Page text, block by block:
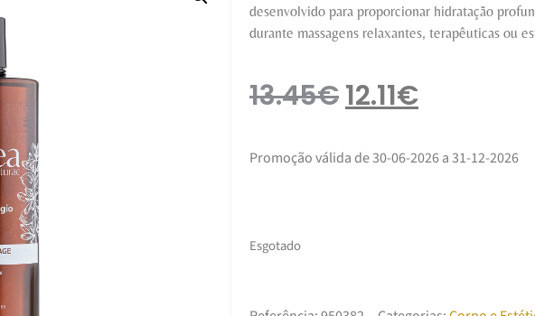
desenvolvido para proporcionar hidratação
durante massagens relaxantes, terapêuticas ou
13.45€12.11€
Promoção válida de 30-06-2026 a 31-12-2026
Esgotado